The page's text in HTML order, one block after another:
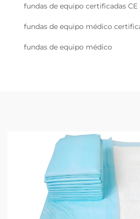
fundas de equipo certificadas CE
fundas de equipo médico
fundas de equipo médico